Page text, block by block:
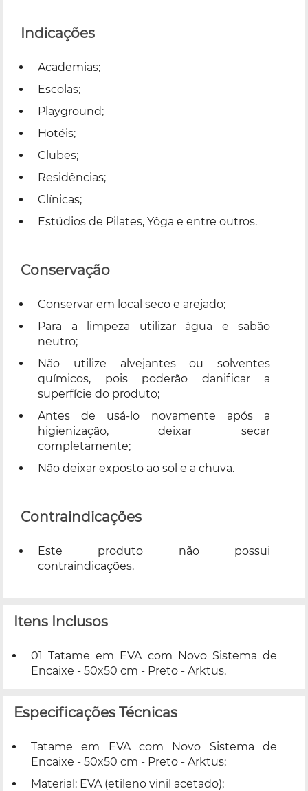
Indicações
Academias;
Escolas;
Playground;
Hotéis;
Clubes;
Residências;
Clínicas;
Estúdios de Pilates, Yôga e entre outros.
Conservação
Conservar em local seco e arejado;
Para a limpeza utilizar água e sabão
neutro;
Não utilize alvejantes ou solventes
químicos, pois poderão danificar a
superfície do produto;
Antes de usá-lo novamente após a
higienização, deixar secar
completamente;
Não deixar exposto ao sol e a chuva.
Contraindicações
Este produto não possui
contraindicações.
Itens Inclusos
01 Tatame em EVA com Novo Sistema de
Encaixe - 50x50 cm - Preto - Arktus.
Especificações Técnicas
Tatame em EVA com Novo Sistema de
Encaixe - 50x50 cm - Preto - Arktus;
Material: EVA (etileno vinil acetado);